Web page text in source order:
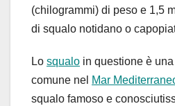
(chilogrammi) di peso e 1,5
di squalo notidano o
Lo squalo in questione è
comune nel Mar
squalo famoso e